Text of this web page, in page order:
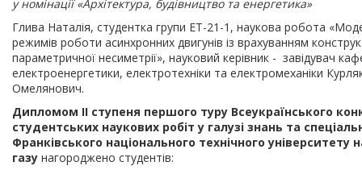
у номінації «Архітектура, будівництво та енергетика»
Глива Наталія, студентка групи ЕТ-21-1, наукова робота
режимів роботи асинхронних двигунів із врахуванням
параметричної несиметрії», науковий керівник - завідувач
електроенергетики, електротехніки та електромеханіки
Омелянович.
Дипломом IІ ступеня першого туру Всеукраїнського
студентських наукових робіт у галузі знань та
Франківського національного технічного університету
газу нагороджено студентів: